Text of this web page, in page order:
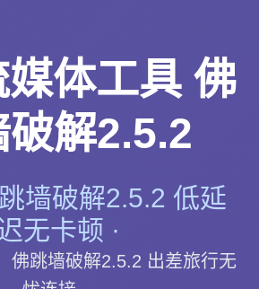
体工具 佛
破解2.5.2
墙破解2.5.2 低延
无卡顿 ·
佛跳墙破解2.5.2 出差旅行无